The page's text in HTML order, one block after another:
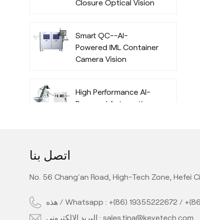
Closure Optical Vision
Algorithm
Smart QC--AI-
Powered IML Container
Camera Vision
Algorithm
High Performance AI-
Powered Automatic
Machine with AI
High Performance Inline
AI PE Bottle Quality
اتصل بنا
No. 56 Chang'an Road, High-Tech Zone, Hefei
هذه / Whatsapp : +(86) 19355222672 /
البريد الإلكتروني :sales.tina@keyetech.com